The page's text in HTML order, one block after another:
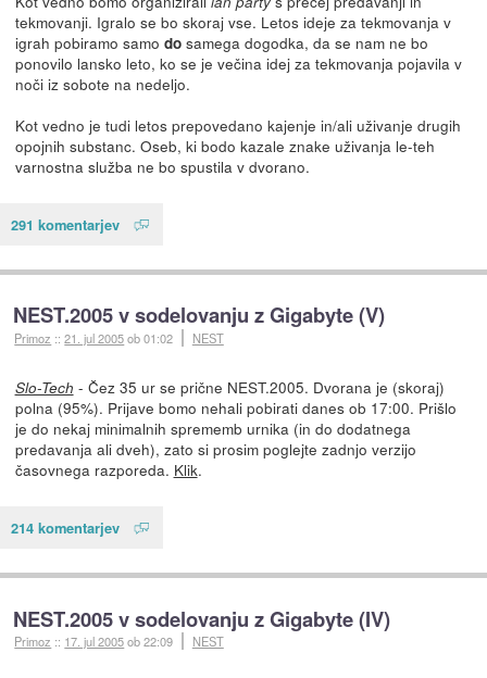
tekmovanji. Igralo se bo skoraj vse. Letos ideje za tekmovanja v
igrah pobiramo samo dosamega dogodka, da se nam ne bo
ponovilo lansko leto, ko se je večina idej za tekmovanja pojavila v
noči iz sobote na nedeljo.
Kot vedno je tudi letos prepovedano kajenje in/ali uživanje drugih
opojnih substanc. Oseb, ki bodo kazale znake uživanja le-teh
varnostna služba ne bo spustila v dvorano.
291 komentarjev
NEST.2005 v sodelovanju z Gigabyte (V)
Primoz ::21. jul 2005ob 01:02 NEST
Slo-Tech - Čez 35 ur se prične NEST.2005. Dvorana je (skoraj)
polna (95%). Prijave bomo nehali pobirati danes ob 17:00. Prišlo
je do nekaj minimalnih sprememb urnika (in do dodatnega
predavanja ali dveh), zato si prosim poglejte zadnjo verzijo
časovnega razporeda. Klik.
214 komentarjev
NEST.2005 v sodelovanju z Gigabyte (IV)
Primoz :: 17. jul 2005ob 22:09 NEST